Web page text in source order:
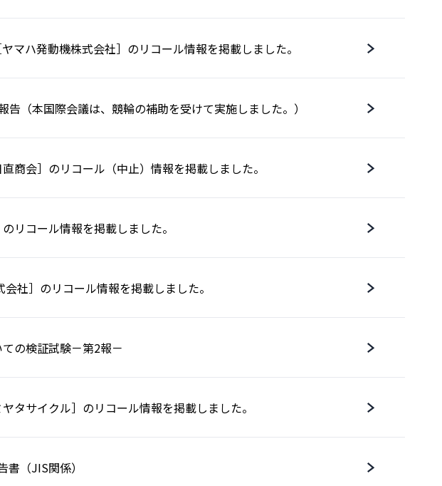
マハ発動機株式会社］のリコール情報を掲載しました。
（本国際会議は、競輪の補助を受けて実施しました。）
商会］のリコール（中止）情報を掲載しました。
リコール情報を掲載しました。
社］のリコール情報を掲載しました。
の検証試験－第2報－
タサイクル］のリコール情報を掲載しました。
（JIS関係）